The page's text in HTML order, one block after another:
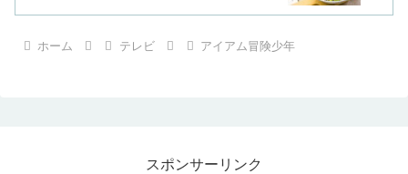
ホーム テレビ アイアム冒険少年
スポンサーリンク